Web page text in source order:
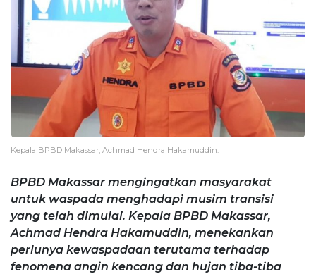
Kepala BPBD Makassar, Achmad Hendra Hakamuddin.
BPBD Makassar mengingatkan masyarakat
untuk waspada menghadapi musim transisi
yang telah dimulai. Kepala BPBD Makassar,
Achmad Hendra Hakamuddin, menekankan
perlunya kewaspadaan terutama terhadap
fenomena angin kencang dan hujan tiba-tiba